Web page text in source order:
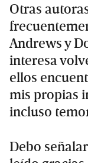
Otras
Andrews y
interesa
ellos
mis propias
incluso
Debo